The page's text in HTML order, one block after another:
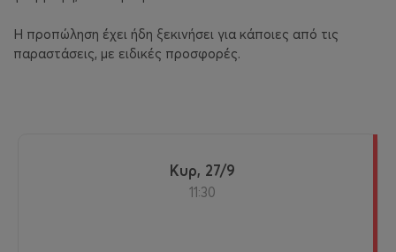
Η προπώληση έχει ήδη ξεκινήσει για κάποιες από τις
παραστάσεις, με ειδικές προσφορές.
Κυρ, 27/9
11:30